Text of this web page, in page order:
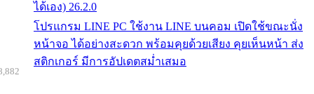
ได้เอง) 26.2.0
โปรแกรม LINE PC ใช้งาน LINE บนคอม เปิดใช้ขณะนั่ง
หน้าจอ ได้อย่างสะดวก พร้อมคุยด้วยเสียง คุยเห็นหน้า ส่ง
สติกเกอร์ มีการอัปเดตสม่ำเสมอ